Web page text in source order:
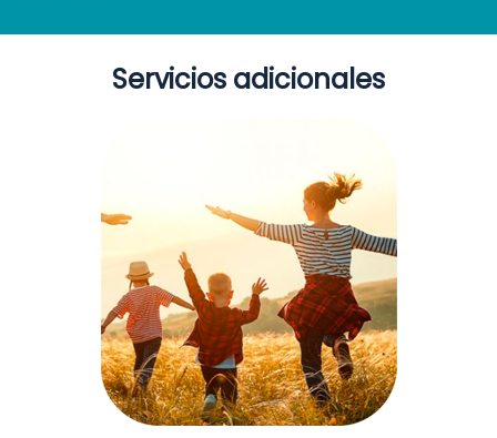
Servicios adicionales